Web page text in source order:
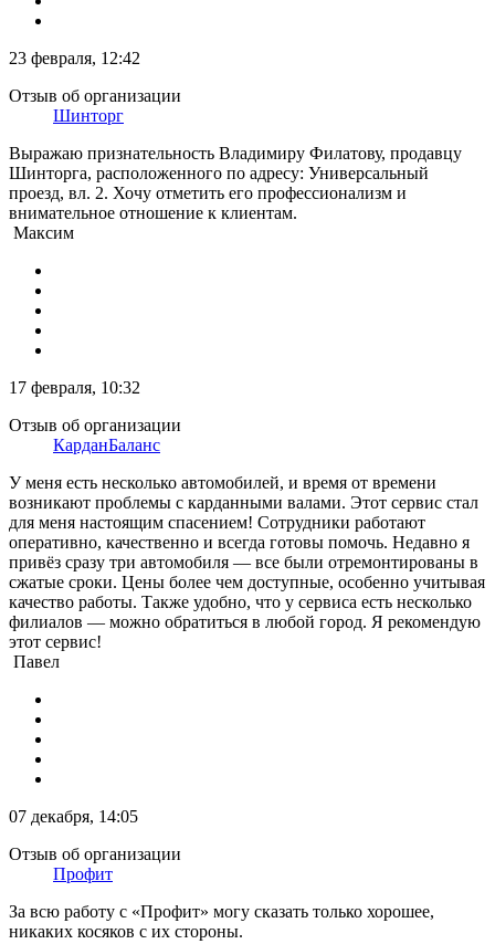
23 февраля, 12:42
Отзыв об организации
Шинторг
Выражаю признательность Владимиру Филатову, продавцу
Шинторга, расположенного по адресу: Универсальный
проезд, вл. 2. Хочу отметить его профессионализм и
внимательное отношение к клиентам.
Максим
17 февраля, 10:32
Отзыв об организации
КарданБаланс
У меня есть несколько автомобилей, и время от времени
возникают проблемы с карданными валами. Этот сервис стал
для меня настоящим спасением! Сотрудники работают
оперативно, качественно и всегда готовы помочь. Недавно я
привёз сразу три автомобиля — все были отремонтированы в
сжатые сроки. Цены более чем доступные, особенно учитывая
качество работы. Также удобно, что у сервиса есть несколько
филиалов — можно обратиться в любой город. Я рекомендую
этот сервис!
Павел
07 декабря, 14:05
Отзыв об организации
Профит
За всю работу с «Профит» могу сказать только хорошее,
никаких косяков с их стороны.